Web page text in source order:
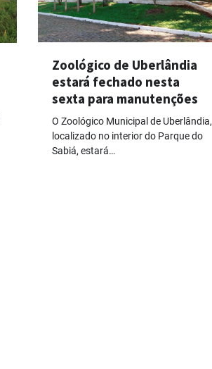
Zoológico de Uberlândia
estará fechado nesta
sexta para manutenções
O Zoológico Municipal de Uberlândia,
localizado no interior do Parque do
Sabiá, estará…